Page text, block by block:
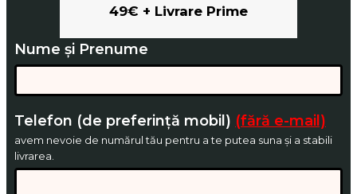
49€ + Livrare Prime
Nume și Prenume
Telefon (de preferință mobil) (fără e-mail)
avem nevoie de numărul tău pentru a te putea suna și a stabili
livrarea.